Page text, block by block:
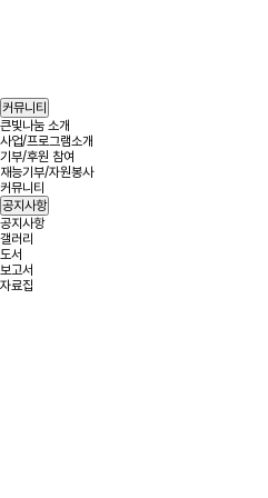
커뮤니티
큰빛나눔 소개
사업/프로그램소개
기부/후원 참여
재능기부/자원봉사
커뮤니티
공지사항
공지사항
갤러리
도서
보고서
자료집